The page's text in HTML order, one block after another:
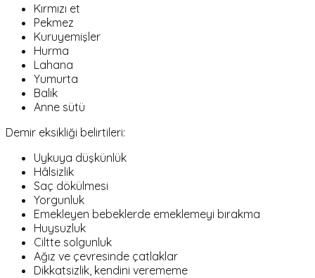
Kırmızı et
Pekmez
Kuruyemişler
Hurma
Lahana
Yumurta
Balık
Anne sütü
Demir eksikliği belirtileri:
Uykuya düşkünlük
Hâlsizlik
Saç dökülmesi
Yorgunluk
Emekleyen bebeklerde emeklemeyi bırakma
Huysuzluk
Ciltte solgunluk
Ağız ve çevresinde çatlaklar
Dikkatsizlik, kendini verememe